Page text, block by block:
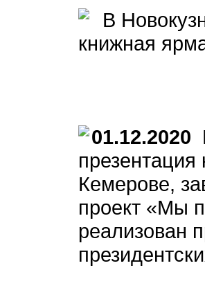
В
книжная
01.12.2020
Кемерове,
проект «Мы
реализован